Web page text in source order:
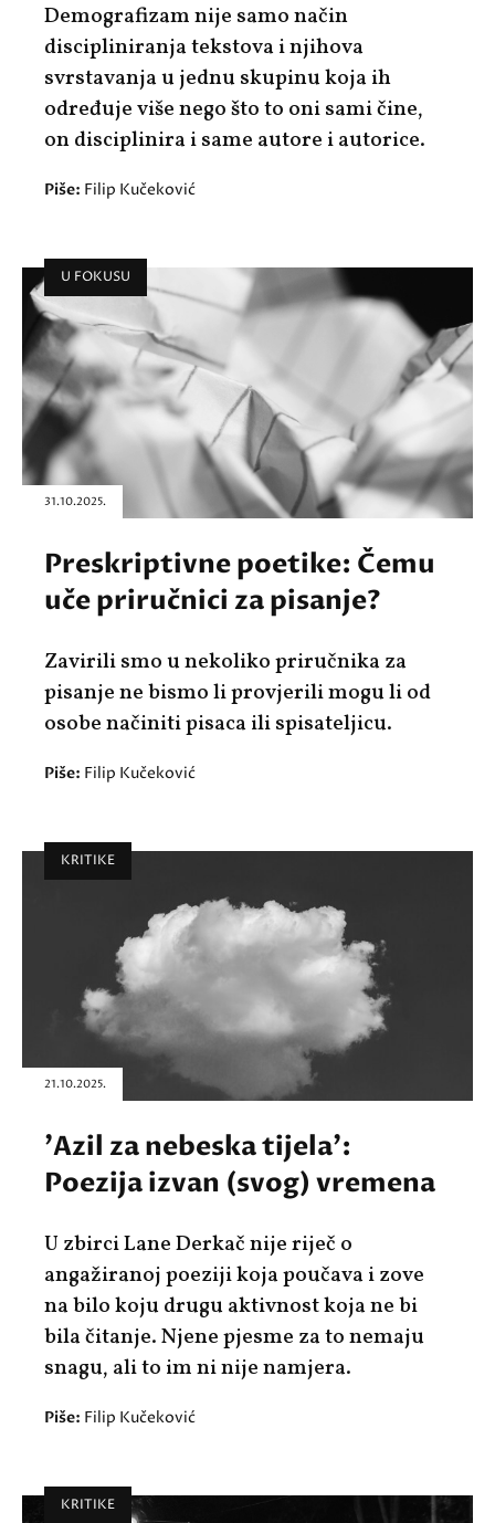
Demografizam nije samo način
discipliniranja tekstova i njihova
svrstavanja u jednu skupinu koja ih
određuje više nego što to oni sami čine,
on disciplinira i same autore i autorice.
Piše: Filip Kučeković
U FOKUSU
31.10.2025.
Preskriptivne poetike: Čemu
uče priručnici za pisanje?
Zavirili smo u nekoliko priručnika za
pisanje ne bismo li provjerili mogu li od
osobe načiniti pisaca ili spisateljicu.
Piše: Filip Kučeković
KRITIKE
21.10.2025.
'Azil za nebeska tijela':
Poezija izvan (svog) vremena
U zbirci Lane Derkač nije riječ o
angažiranoj poeziji koja poučava i zove
na bilo koju drugu aktivnost koja ne bi
bila čitanje. Njene pjesme za to nemaju
snagu, ali to im ni nije namjera.
Piše: Filip Kučeković
KRITIKE